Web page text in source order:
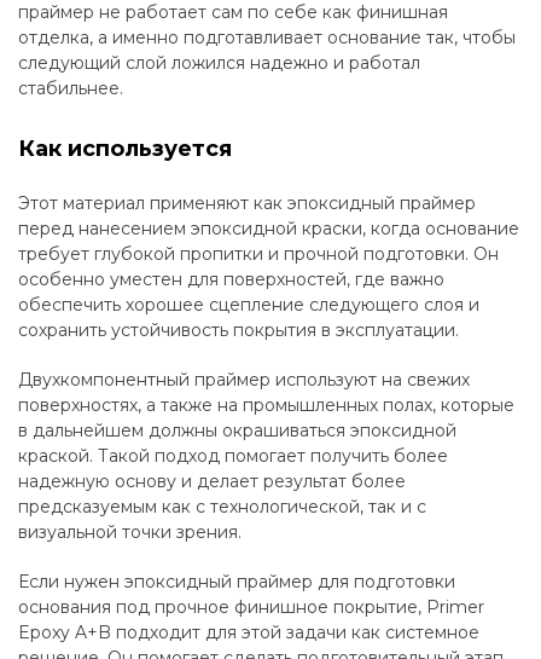
праймер не работает сам по себе как финишная
отделка, а именно подготавливает основание так, чтобы
следующий слой ложился надежно и работал
стабильнее.
Как используется
Этот материал применяют как эпоксидный праймер
перед нанесением эпоксидной краски, когда основание
требует глубокой пропитки и прочной подготовки. Он
особенно уместен для поверхностей, где важно
обеспечить хорошее сцепление следующего слоя и
сохранить устойчивость покрытия в эксплуатации.
Двухкомпонентный праймер используют на свежих
поверхностях, а также на промышленных полах, которые
в дальнейшем должны окрашиваться эпоксидной
краской. Такой подход помогает получить более
надежную основу и делает результат более
предсказуемым как с технологической, так и с
визуальной точки зрения.
Если нужен эпоксидный праймер для подготовки
основания под прочное финишное покрытие, Primer
Epoxy A+B подходит для этой задачи как системное